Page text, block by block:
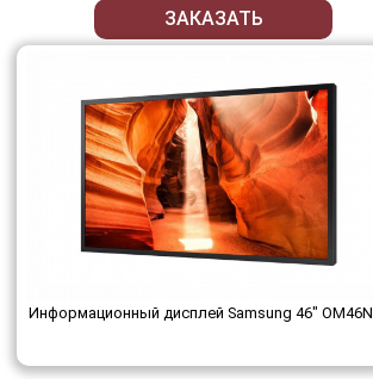
ЗАКАЗАТЬ
Информационный дисплей Samsung 46" OM46N